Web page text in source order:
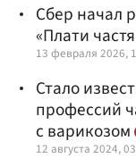
Сбер начал
«Плати
13 февраля 2026,
Стало
профессий
с варикозом
12 августа 2024,